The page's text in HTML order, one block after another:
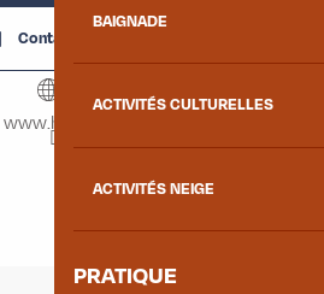
BAIGNADE
ACTIVITÉS CULTURELLES
ACTIVITÉS NEIGE
PRATIQUE
Contactez-nous
www.hseg.fr